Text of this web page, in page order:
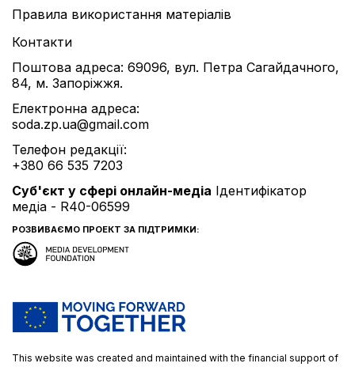
Правила використання матеріалів
Контакти
Поштова адреса: 69096, вул. Петра Сагайдачного,
84, м. Запоріжжя.
Електронна адреса:
soda.zp.ua@gmail.com
Телефон редакції:
+380 66 535 7203
Cуб'єкт у сфері онлайн-медіа Ідентифікатор
медіа - R40-06599
РОЗВИВАЄМО ПРОЕКТ ЗА ПІДТРИМКИ:
This website was created and maintained with the financial support of